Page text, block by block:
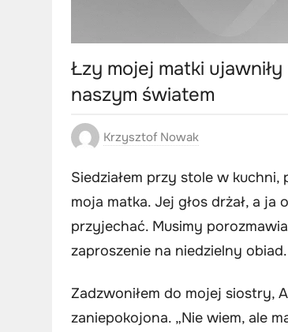
Łzy mojej matki
naszym światem
Krzysztof Nowak
Siedziałem przy stole w
moja matka. Jej głos drżał, a ja
przyjechać. Musimy
zaproszenie na niedzielny obiad.
Zadzwoniłem do mojej siostry,
zaniepokojona. „Nie wiem, ale